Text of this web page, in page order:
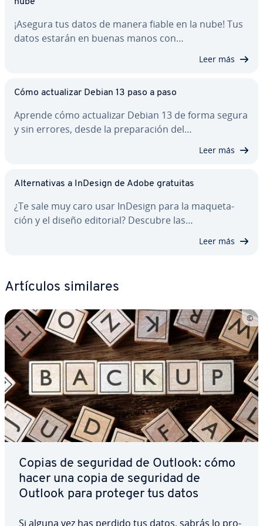
¡Asegura tus datos de manera fiable en la nube! Tus
datos estarán en buenas manos con…
Leer más
Cómo ac­tua­li­zar Debian 13 paso a paso
Aprende cómo ac­tua­li­zar Debian 13 de forma segura
y sin errores, desde la pre­pa­ra­ción del…
Leer más
Al­te­r­na­ti­vas a InDesign de Adobe gratuitas
¿Te sale muy caro usar InDesign para la ma­que­ta­
ción y el diseño editorial? Descubre las…
Leer más
Artículos similares
Copias de seguridad de Outlook: cómo
hacer una copia de seguridad de
Outlook para proteger tus datos
Si alguna vez has perdido tus datos, sabrás lo pro­